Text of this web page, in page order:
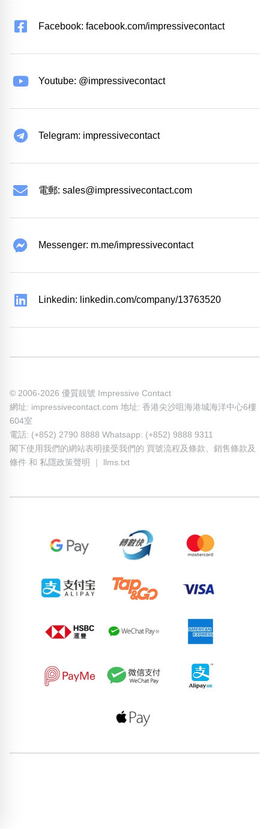
Facebook: facebook.com/impressivecontact
Youtube: @impressivecontact
Telegram: impressivecontact
電郵: sales@impressivecontact.com
Messenger: m.me/impressivecontact
Linkedin: linkedin.com/company/13763520
© 2006-2026 優質靚號 Impressive Contact
網址: impressivecontact.com 地址: 香港尖沙咀海港城海洋中心6樓
604室
電話: (+852) 2790 8888 Whatsapp: (+852) 9888 9311
閣下使用我們的網站表明接受我們的 買號流程及條款
銷售條款及
條件 和 私隱政策聲明 llms.txt